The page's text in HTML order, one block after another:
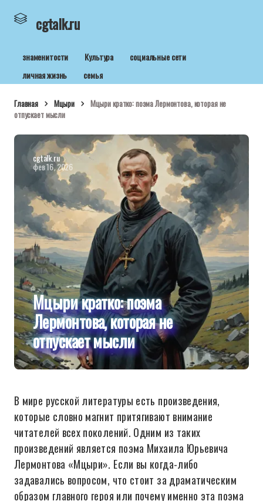
cgtalk.ru
знаменитости Культура
социальные сети
личная жизнь
семья
Главная Мцыри
Мцыри кратко: поэма Лермонтова, которая не
отпускает мысли
cgtalk.ru
фев 16, 2026
Мцыри кратко: поэма
Лермонтова, которая не
отпускает мысли
В мире русской литературы есть произведения,
которые словно магнит притягивают внимание
читателей всех поколений. Одним из таких
произведений является поэма Михаила Юрьевича
Лермонтова «Мцыри». Если вы когда-либо
задавались вопросом, что стоит за драматическим
образом главного героя или почему именно эта поэма